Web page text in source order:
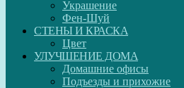
Украшение
Фен-Шуй
СТЕНЫ И КРАСКА
Цвет
УЛУЧШЕНИЕ ДОМА
Домашние офисы
Подъезды и прихожие